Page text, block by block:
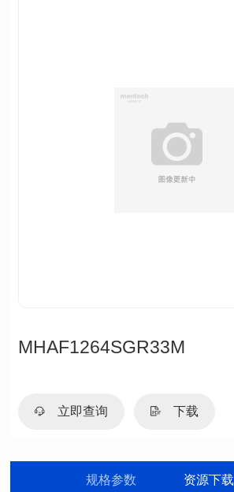
MHAF1264SGR33M
立即查询 下载
规格参数 资源下载